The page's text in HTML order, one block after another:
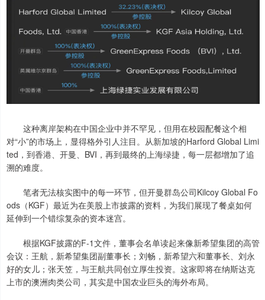
这种离岸架构在中国企业中并不罕见，但用在校园配餐这个相
对“小”的市场上，显得格外引人注目。从新加坡的Harford Global Limi
ted，到香港、开曼、BVI，再到最终的上海绿捷，每一层都增加了追
溯的难度。
笔者无法核实图中的每一环节，但开曼群岛公司Kilcoy Global Fo
ods（KGF）最近为在美股上市披露的资料，为我们展现了餐桌如何
延伸到一个错综复杂的资本迷宫。
根据KGF披露的F-1文件，董事会名单读起来像新希望集团的高管
会议：王航，新希望集团副董事长；刘畅，新希望六和董事长、刘永
好的女儿；张天笠，与王航共同创立厚生投资。这家即将在纳斯达克
上市的澳洲肉类公司，其实是中国农业巨头的海外布局。